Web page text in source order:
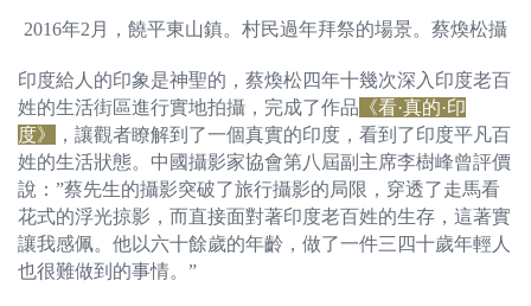
2016年2月，饒平東山鎮。村民過年拜祭的場景。蔡煥松攝
印度給人的印象是神聖的，蔡煥松四年十幾次深入印度老百
姓的生活街區進行實地拍攝，完成了作品 《看·真的·印
度》
，讓觀者瞭解到了一個真實的印度，看到了印度平凡百
姓的生活狀態。中國攝影家協會第八屆副主席李樹峰曾評價
說：”蔡先生的攝影突破了旅行攝影的局限，穿透了走馬看
花式的浮光掠影，而直接面對著印度老百姓的生存，這著實
讓我感佩。他以六十餘歲的年齡，做了一件三四十歲年輕人
也很難做到的事情。”